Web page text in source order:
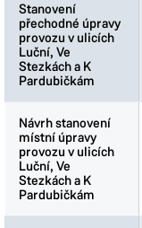
Stanovení
přechodné úpravy
provozu v ulicích
Luční, Ve
Stezkách a K
Pardubičkám
Návrh stanovení
místní úpravy
provozu v ulicích
Luční, Ve
Stezkách a K
Pardubičkám
Stanovení
přechodné úpravy
provozu v ulicích
Luční, Ve
Stezkách a K
Pardubičkám
Návrh stanovení
místní úpravy
provozu v ulicích
Luční, Ve
Stezkách a K
Pardubičkám